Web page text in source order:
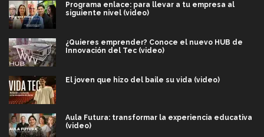
Programa enlace: para llevar a tu empresa al
siguiente nivel (video)
¿Quieres emprender? Conoce el nuevo HUB de
Innovación del Tec (video)
El joven que hizo del baile su vida (video)
Aula Futura: transformar la experiencia educativa
(video)